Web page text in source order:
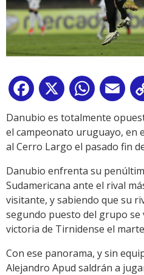
Facebook
X WhatsApp
Danubio es totalmente
el campeonato uruguayo, en
al Cerro Largo el pasado fin
Danubio enfrenta su
Sudamericana ante el rival
visitante, y sabiendo que su
segundo puesto del grupo
victoria de Tirnidense el
Con ese panorama, y sin
Alejandro Apud saldrán a